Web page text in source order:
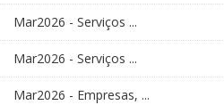
Mar2026 - Serviços ...
Mar2026 - Serviços ...
Mar2026 - Empresas, ...